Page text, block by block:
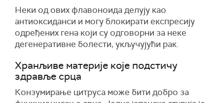
Неки од ових флавоноида делују као
антиоксиданси и могу блокирати експресију
одређених гена који су одговорни за неке
дегенеративне болести, укључујући рак.
Хранљиве материје које подстичу
здравље срца
Конзумирање цитруса може бити добро за